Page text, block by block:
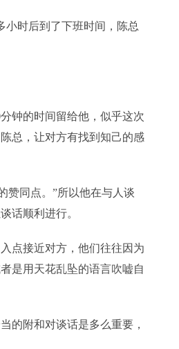
小时后到了下班时间，陈总
钟的时间留给他，似乎这次
总，让对方有找到知己的感
赞同点。”所以他在与人谈
话顺利进行。
点接近对方，他们往往因为
是用天花乱坠的语言吹嘘自
的附和对谈话是多么重要，